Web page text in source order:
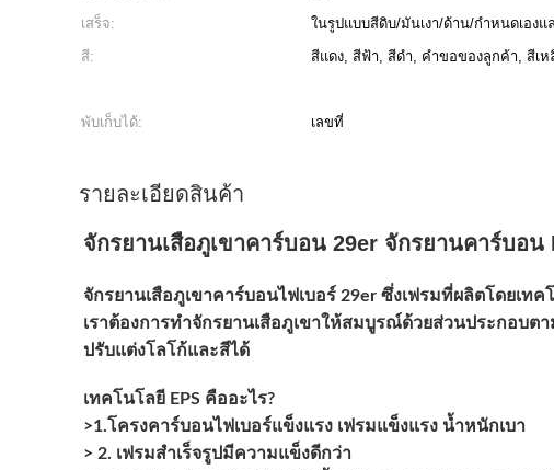
เสร็จ:
ในรูปแบบสีดิบ/มันเงา/ด้าน/กำหนดเองแ
สี:
สีแดง, สีฟ้า, สีดำ, คำขอของลูกค้า, สีเห
พับเก็บได้:
เลขที่
รายละเอียดสินค้า
จักรยานเสือภูเขาคาร์บอน 29er จักรยานคาร์บอน
จักรยานเสือภูเขาคาร์บอนไฟเบอร์ 29er ซึ่งเฟรมที่ผลิตโดยเท
เราต้องการทำจักรยานเสือภูเขาให้สมบูรณ์ด้วยส่วนประกอบต
ปรับแต่งโลโก้และสีได้
เทคโนโลยี EPS คืออะไร?
>1.โครงคาร์บอนไฟเบอร์แข็งแรง เฟรมแข็งแรง น้ำหนักเบา
> 2. เฟรมสำเร็จรูปมีความแข็งดีกว่า